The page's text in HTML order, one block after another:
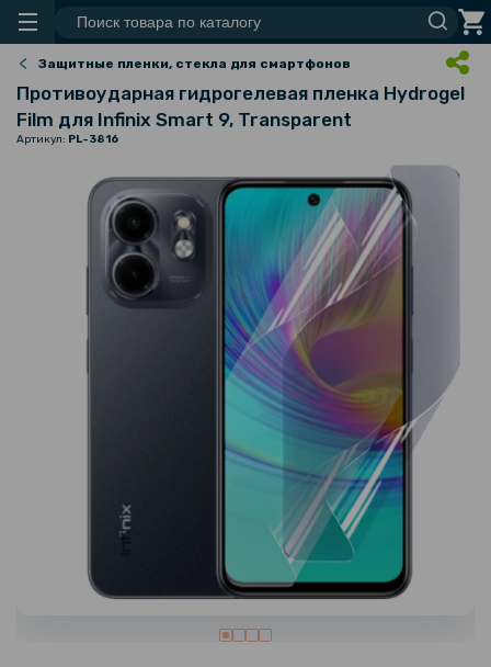
Защитные пленки, стекла для смартфонов
Противоударная гидрогелевая пленка Hydrogel
Film для Infinix Smart 9, Transparent
Артикул: PL-3816